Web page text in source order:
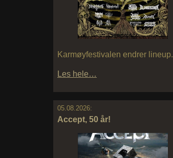
Karmøyfestivalen endrer lineup.
Les hele…
05.08.2026:
Accept, 50 år!